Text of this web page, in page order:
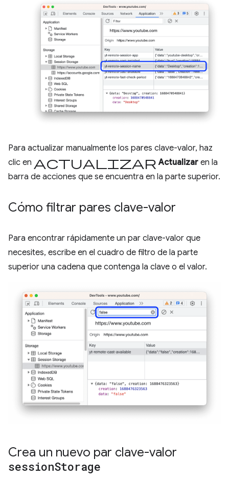
Para actualizar manualmente los pares clave-valor, haz
clic en Actualizar Actualizar en la
barra de acciones que se encuentra en la parte superior.
Cómo filtrar pares clave-valor
Para encontrar rápidamente un par clave-valor que
necesites, escribe en el cuadro de filtro de la parte
superior una cadena que contenga la clave o el valor.
Crea un nuevo par clave-valor
sessionStorage